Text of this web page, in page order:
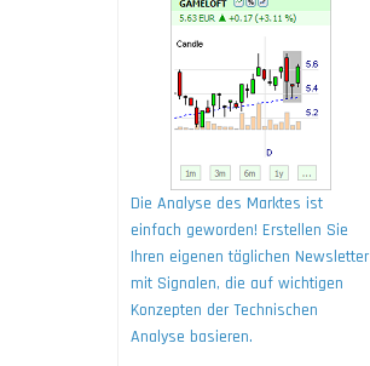
Die Analyse des Marktes ist
einfach geworden! Erstellen Sie
Ihren eigenen täglichen Newsletter
mit Signalen, die auf wichtigen
Konzepten der Technischen
Analyse basieren.